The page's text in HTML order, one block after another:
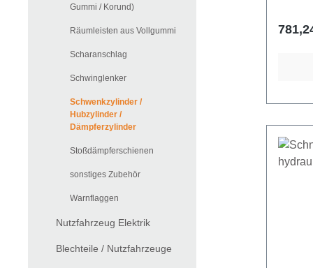
Gummi / Korund)
Räumleisten aus Vollgummi
Scharanschlag
Schwinglenker
Schwenkzylinder /
Hubzylinder /
Dämpferzylinder
Stoßdämpferschienen
sonstiges Zubehör
Warnflaggen
Nutzfahrzeug Elektrik
Blechteile / Nutzfahrzeuge